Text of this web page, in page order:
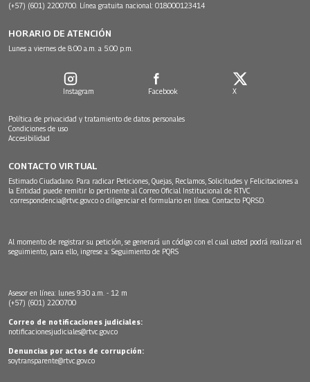
(+57) (601) 2200700. Línea gratuita nacional: 018000123414
HORARIO DE ATENCIÓN
Lunes a viernes de 8:00 a.m. a 5:00 p.m.
Instagram Facebook X
Política de privacidad y tratamiento de datos personales
Condiciones de uso
Accesibilidad
CONTACTO VIRTUAL
Estimado Ciudadano: Para radicar Peticiones, Quejas, Reclamos, Solicitudes y Felicitaciones a
la Entidad puede remitir lo pertinente al Correo Oficial Institucional de RTVC
correspondencia@rtvc.gov.co o diligenciar el formulario en línea: Contacto PQRSD.
Al momento de registrar su petición, se generará un código con el cual usted podrá realizar el
seguimiento, para ello, ingrese a: Seguimiento de PQRS
Asesor en línea: lunes 9:30 a.m. - 12 m
(+57) (601) 2200700
Correo de notificaciones judiciales:
notificacionesjudiciales@rtvc.gov.co
Denuncias por actos de corrupción:
soytransparente@rtvc.gov.co